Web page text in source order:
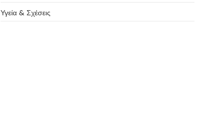
Υγεία & Σχέσεις